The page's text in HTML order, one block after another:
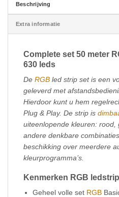
Beschrijving
Extra informatie
Complete set 50 meter
630 leds
De RGB led strip set is een
geleverd met
Hierdoor kunt u hem
Plug & Play. De strip is
uiteenlopende kleuren: rood,
andere denkbare
beschikking over meerdere
kleurprogramma’s.
Kenmerken RGB
Geheel volle set RGB